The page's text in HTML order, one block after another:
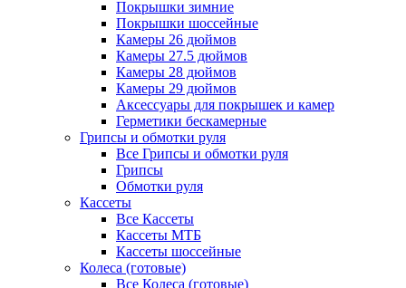
Покрышки зимние
Покрышки шоссейные
Камеры 26 дюймов
Камеры 27.5 дюймов
Камеры 28 дюймов
Камеры 29 дюймов
Аксессуары для покрышек и камер
Герметики бескамерные
Грипсы и обмотки руля
Все Грипсы и обмотки руля
Грипсы
Обмотки руля
Кассеты
Все Кассеты
Кассеты МТБ
Кассеты шоссейные
Колеса (готовые)
Все Колеса (готовые)